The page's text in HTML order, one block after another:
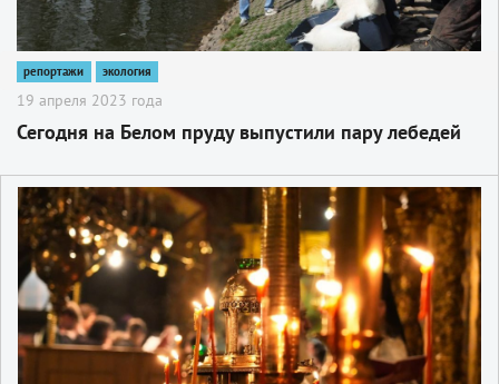
репортажи экология
19 апреля 2023 года
Сегодня на Белом пруду выпустили пару лебедей
2